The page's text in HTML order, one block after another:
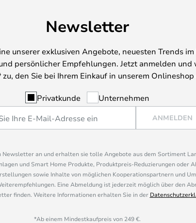
Newsletter
unserer exklusiven Angebote, neuesten Trends
persönlicher Empfehlungen. Jetzt anmelden und
zu, den Sie bei Ihrem Einkauf in unserem
Privatkunde Unternehmen
ANMELDEN
Newsletter an und erhalten sie tolle Angebote aus dem Sortiment
und Smart Home Produkte, Produktpreis-Reduzierungen oder
sowie Inhalte von möglichen Kooperationspartnern und
Eine Abmeldung ist jederzeit möglich über den
finden. Weitere Informationen erhalten Sie in der
*Ab einem Mindestkaufpreis von 249 €.